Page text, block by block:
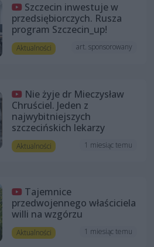
Szczecin inwestuje w
przedsiębiorczych. Rusza
program Szczecin_up!
Aktualności art. sponsorowany
Nie żyje dr Mieczysław
Chruściel. Jeden z
najwybitniejszych
szczecińskich lekarzy
Aktualności 1 miesiąc temu
Tajemnice
przedwojennego właściciela
willi na wzgórzu
Aktualności 1 miesiąc temu